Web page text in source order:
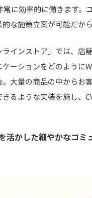
常に効率的に働きます。
な施策立案が可能だから
ラインストア」では、店
ーションをどのように
大量の商品の中からお
るような実装を施し、
活かした細やかなコミ